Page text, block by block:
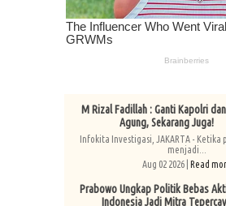
M Rizal Fadillah : Ganti Kapolri
Agung, Sekarang Juga!
Infokita Investigasi, JAKARTA - Ketika
menjadi...
Aug 02 2026 | Read
Prabowo Ungkap Politik Bebas
Indonesia Jadi Mitra